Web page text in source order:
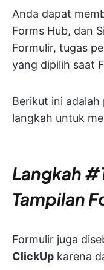
Anda dapat
Forms Hub, dan
Formulir, tugas
yang dipilih saat
Berikut ini
langkah untuk
Langkah
Tampilan
Formulir juga
ClickUp karena